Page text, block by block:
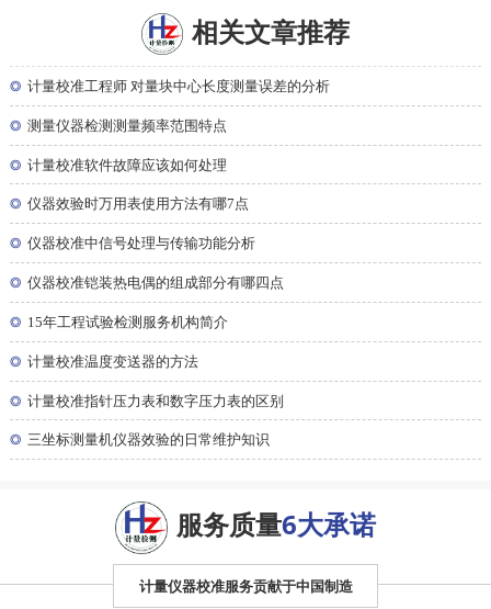
相关文章推荐
◎ 计量校准工程师 对量块中心长度测量误差的分析
◎ 测量仪器检测测量频率范围特点
◎ 计量校准软件故障应该如何处理
◎ 仪器效验时万用表使用方法有哪7点
◎ 仪器校准中信号处理与传输功能分析
◎ 仪器校准铠装热电偶的组成部分有哪四点
◎ 15年工程试验检测服务机构简介
◎ 计量校准温度变送器的方法
◎ 计量校准指针压力表和数字压力表的区别
◎ 三坐标测量机仪器效验的日常维护知识
服务质量6大承诺
计量仪器校准服务贡献于中国制造